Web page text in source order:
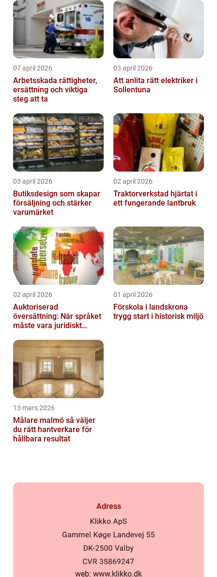
07 april 2026
Arbetsskada rättigheter,
ersättning och viktiga
steg att ta
03 april 2026
Att anlita rätt elektriker i
Sollentuna
03 april 2026
Butiksdesign som skapar
försäljning och stärker
varumärket
02 april 2026
Traktorverkstad hjärtat i
ett fungerande lantbruk
02 april 2026
Auktoriserad
översättning: När språket
måste vara juridiskt
01 april 2026
Förskola i landskrona
trygg start i historisk miljö
13 mars 2026
Målare malmö så väljer
du rätt hantverkare för
hållbara resultat
Adress
web: www.klikko.dk